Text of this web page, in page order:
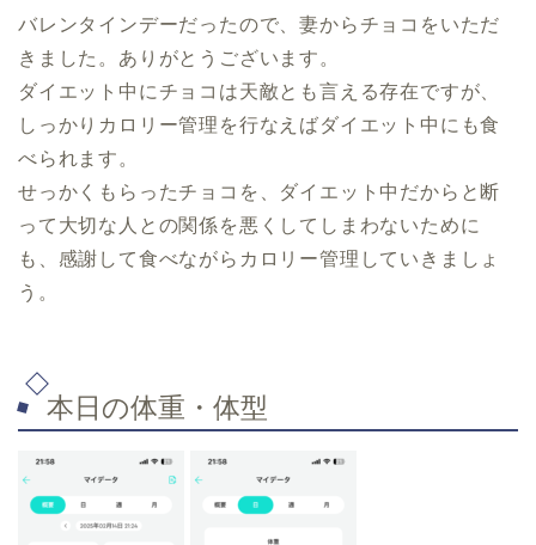
バレンタインデーだったので、妻からチョコをいただ
きました。ありがとうございます。
ダイエット中にチョコは天敵とも言える存在ですが、
しっかりカロリー管理を行なえばダイエット中にも食
べられます。
せっかくもらったチョコを、ダイエット中だからと断
って大切な人との関係を悪くしてしまわないために
も、感謝して食べながらカロリー管理していきましょ
う。
本日の体重・体型